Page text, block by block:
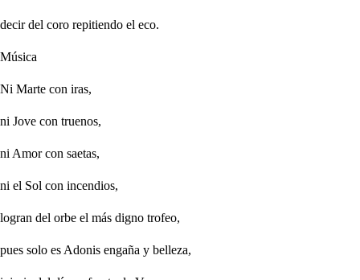
decir del coro repitiendo el eco.
Música
Ni Marte con iras,
ni Jove con truenos,
ni Amor con saetas,
ni el Sol con incendios,
logran del orbe el más digno trofeo,
pues solo es Adonis engaña y belleza,